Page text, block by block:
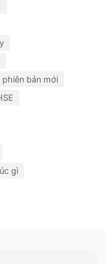
phiên bản mới
gì